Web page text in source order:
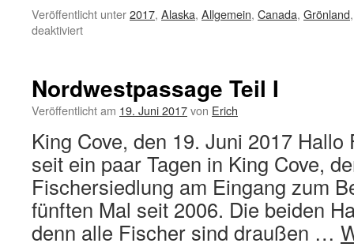
Veröffentlicht unter2017, Alaska, Allgemein, Canada, Grönland
deaktiviertfür
Nordwestpassage Teil I
Veröffentlicht am 19. Juni 2017von Erich
King Cove, den 19. Juni 2017
seit ein paar Tagen in King Cove,
Fischersiedlung am Eingang zum
fünften Mal seit 2006. Die beiden
denn alle Fischer sind draußen …